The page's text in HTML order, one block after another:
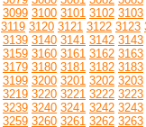
3099 3100 3101 3102 3103
3119 3120 3121 3122 3123
3139 3140 3141 3142 3143
3159 3160 3161 3162 3163
3179 3180 3181 3182 3183
3199 3200 3201 3202 3203
3219 3220 3221 3222 3223
3239 3240 3241 3242 3243
3259 3260 3261 3262 3263